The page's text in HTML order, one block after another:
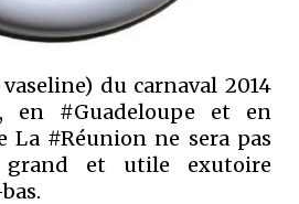
du carnaval 2014
en #Guadeloupe et en
La #Réunion ne sera pas
et utile exutoire